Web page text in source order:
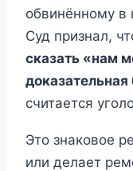
обвинённому
Суд признал,
сказать «нам
доказательная
считается
Это знаковое
или делает